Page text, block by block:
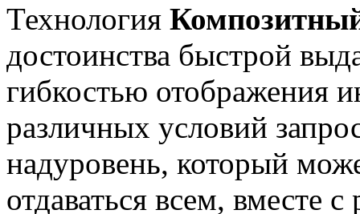
Технология
достоинства быстрой
гибкостью отображения
различных условий
надуровень, который
отдаваться всем, вместе